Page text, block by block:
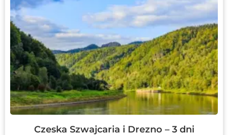
Czeska Szwajcaria i Drezno – 3 dni